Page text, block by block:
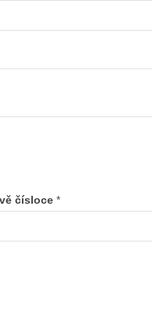
čísloce *